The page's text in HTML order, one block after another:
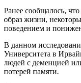
Ранее сообщалось,
образ жизни,
поведением и
В данном
Университета в
людей с деменцией
потерей памяти.